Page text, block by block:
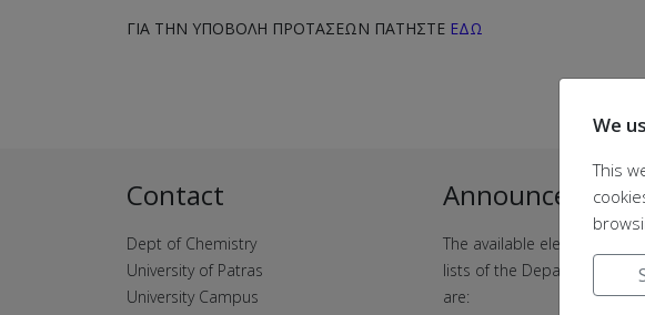
ΓΙΑ ΤΗΝ ΥΠΟΒΟΛΗ ΠΡΟΤΑΣΕΩΝ ΠΑΤΗΣΤΕ ΕΔΩ
Contact
Dept of Chemistry
University of Patras
University Campus
Announcement
The available electronic
lists of the Department of
are:
We
This